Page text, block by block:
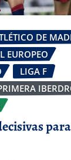
DE
EUROPEO
LIGA F